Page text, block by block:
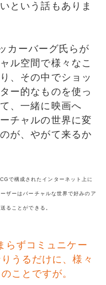
という話もありま
カーバーグ氏らが
ル空間で様々なこ
、その中でショッ
ー的なものを使っ
、一緒に映画へ
チャルの世界に変
が、やがて来るか
で構成されたインターネット上に
ザーはバーチャルな世界で好みのア
ることができる。
らずコミュニケー
うるだけに、様々
ことですが。